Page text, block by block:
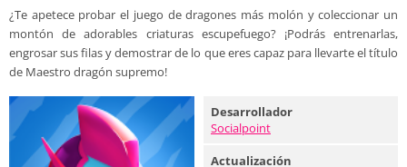
¿Te apetece probar el juego de dragones más molón y coleccionar un
montón de adorables criaturas escupefuego? ¡Podrás entrenarlas,
engrosar sus filas y demostrar de lo que eres capaz para llevarte el título
de Maestro dragón supremo!
Desarrollador
Socialpoint
Actualización